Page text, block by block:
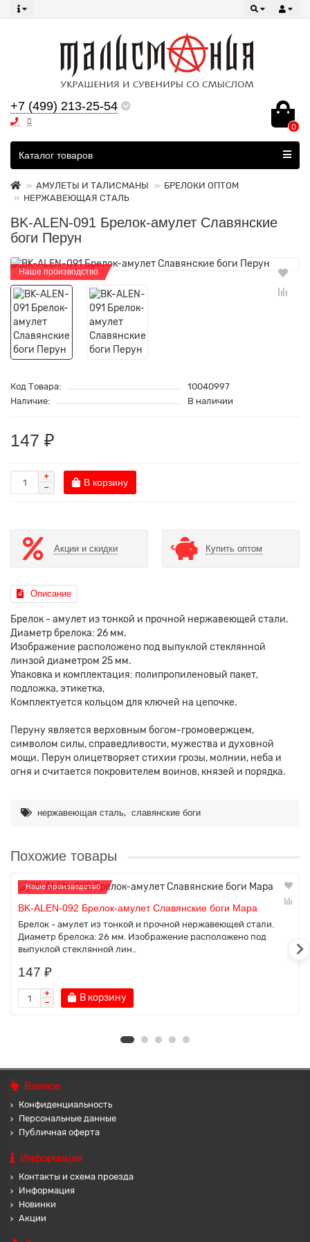
+7 (499) 213-25-54
0
Все категории
Каталог товаров
АМУЛЕТЫ И ТАЛИСМАНЫ
БРЕЛОКИ ОПТОМ
НЕРЖАВЕЮЩАЯ СТАЛЬ
BK-ALEN-091 Брелок-амулет Славянские
боги Перун
Наше производство
Код Товара:
10040997
Наличие:
В наличии
147 ₽
В корзину
Акции и скидки Купить оптом
Описание
Брелок - амулет из тонкой и прочной нержавеющей стали.
Диаметр брелока: 26 мм.
Изображение расположено под выпуклой стеклянной
линзой диаметром 25 мм.
Упаковка и комплектация: полипропиленовый пакет,
подложка, этикетка,
Комплектуется кольцом для ключей на цепочке.
Перуну является верховным богом-громовержцем,
символом силы, справедливости, мужества и духовной
мощи. Перун олицетворяет стихии грозы, молнии, неба и
огня и считается покровителем воинов, князей и порядка.
нержавеющая сталь, славянские боги
Похожие товары
Наше производство
BK-ALEN-092 Брелок-амулет Славянские боги Мара
Брелок - амулет из тонкой и прочной нержавеющей стали.
Диаметр брелока: 26 мм. Изображение расположено под
выпуклой стеклянной лин..
147 ₽
В корзину
Важное
Конфиденциальность
Персональные данные
Публичная оферта
Информация
Контакты и схема проезда
Информация
Новинки
Акции